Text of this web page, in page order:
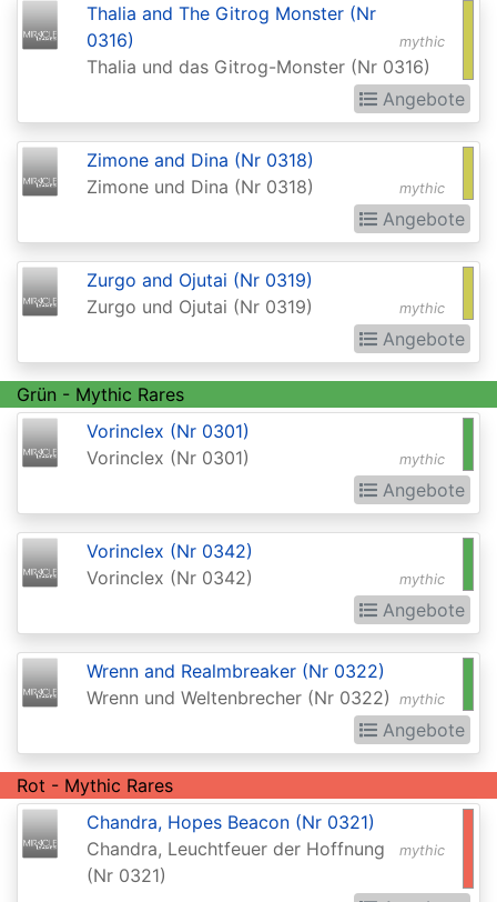
Alpha
Amonkhet
Invocations
Antiquities
Arabian
Nights
Promos
Avacyn
Restored
Baldurs
Gate:
Commander
Baldurs
Extras
Battle
Zendikar
Battlebond
Beta
Betrayers
mythic
Thalia and The Gitrog Monster (Nr
0316)
Thalia und das Gitrog-Monster (Nr 0316)
Angebote
mythic
Zimone and Dina (Nr 0318)
Zimone und Dina (Nr 0318)
Angebote
mythic
Zurgo and Ojutai (Nr 0319)
Zurgo und Ojutai (Nr 0319)
Angebote
Grün - Mythic Rares
mythic
Vorinclex (Nr 0301)
Vorinclex (Nr 0301)
Angebote
mythic
Vorinclex (Nr 0342)
Vorinclex (Nr 0342)
Angebote
mythic
Wrenn and Realmbreaker (Nr 0322)
Wrenn und Weltenbrecher (Nr 0322)
Angebote
Rot - Mythic Rares
mythic
Chandra, Hopes Beacon (Nr 0321)
Chandra, Leuchtfeuer der Hoffnung
(Nr 0321)